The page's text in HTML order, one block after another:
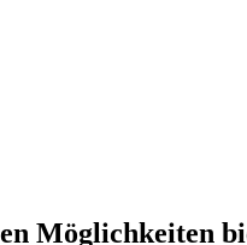
Möglichkeiten